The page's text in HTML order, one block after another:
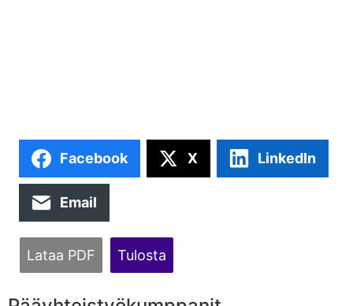
Facebook X LinkedIn
Email
Lataa PDF Tulosta